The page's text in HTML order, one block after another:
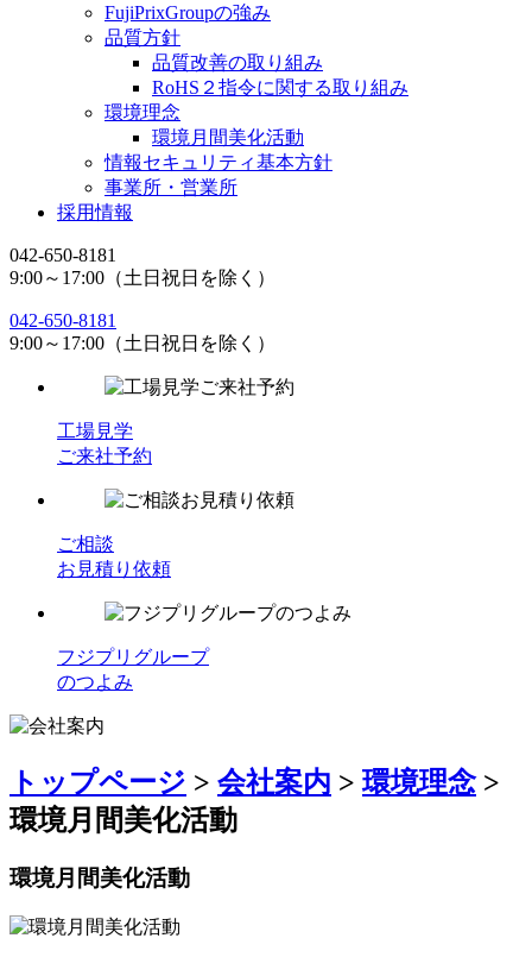
FujiPrixGroupの強み
品質方針
品質改善の取り組み
RoHS２指令に関する取り組み
環境理念
環境月間美化活動
情報セキュリティ基本方針
事業所・営業所
採用情報
042-650-8181
9:00～17:00（土日祝日を除く）
042-650-8181
9:00～17:00（土日祝日を除く）
工場見学
ご来社予約
ご相談
お見積り依頼
フジプリグループ
のつよみ
トップページ > 会社案内 > 環境理念>
環境月間美化活動
環境月間美化活動